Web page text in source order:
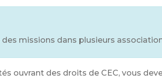
missions dans plusieurs
ouvrant des droits de CEC, vous